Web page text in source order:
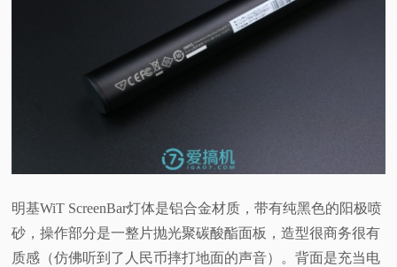
明基WiT ScreenBar灯体是铝合金材质，带有纯黑色的阳极喷
砂，操作部分是一整片抛光聚碳酸酯面板，造型很商务很有
质感（仿佛听到了人民币摔打地面的声音）。背面是充当电